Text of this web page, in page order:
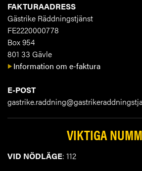
FAKTURAADRESS
Gästrike Räddningstjänst
FE2220000778
Box 954
801 33 Gävle
Information om e-faktura
E-POST
VIKTIGA
VID NÖDLÄGE: 112